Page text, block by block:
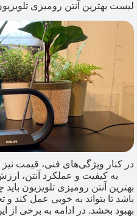
لیست بهترین آنتن رومیزی
در کنار ویژگی‌های فنی، قیمت نیز
به کیفیت و عملکرد آنتن،
بهترین آنتن رومیزی تلویزیون
باشد تا بتواند به خوبی عمل کند و
بهبود بخشد. در ادامه به برخی از